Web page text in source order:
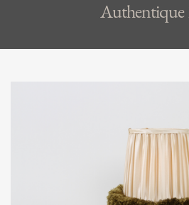
Authentique